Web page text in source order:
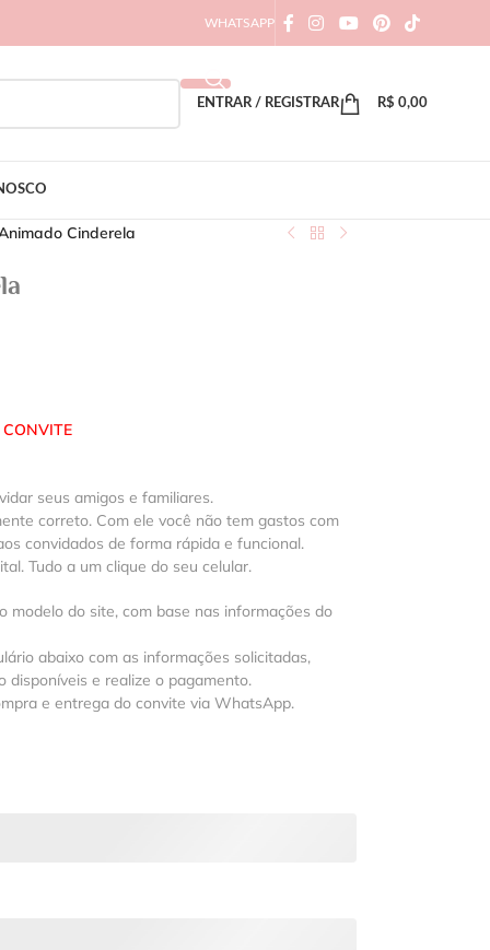
WHATSAPP
ENTRAR / REGISTRAR R$ 0,00
Cinderela
seus amigos e familiares.
correto. Com ele você não tem gastos com
convidados de forma rápida e funcional.
Tudo a um clique do seu celular.
modelo do site, com base nas informações do
abaixo com as informações solicitadas,
disponíveis e realize o pagamento.
e entrega do convite via WhatsApp.